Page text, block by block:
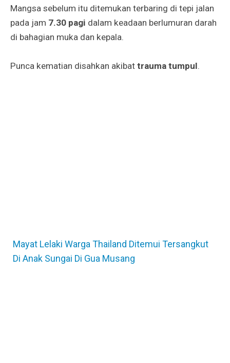
Mangsa sebelum itu ditemukan terbaring di tepi jalan
pada jam 7.30 pagi dalam keadaan berlumuran darah
di bahagian muka dan kepala.
Punca kematian disahkan akibat trauma tumpul.
Mayat Lelaki Warga Thailand Ditemui Tersangkut
Di Anak Sungai Di Gua Musang